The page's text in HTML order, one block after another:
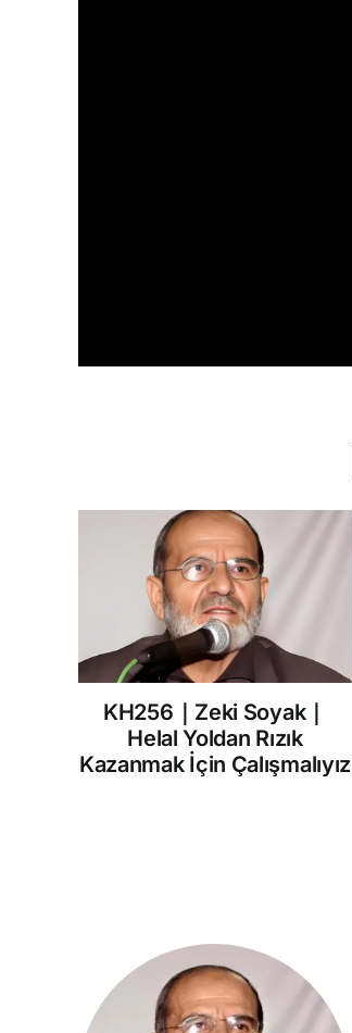
KH256｜Zeki Soyak｜
Helal Yoldan Rızık
Kazanmak İçin Çalışmalıyız